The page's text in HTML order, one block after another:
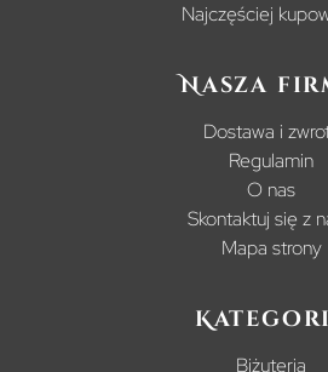
Najczęściej
Nasza
Dostawa i
Regulamin
O nas
Skontaktuj się z
Mapa strony
Biżuteria